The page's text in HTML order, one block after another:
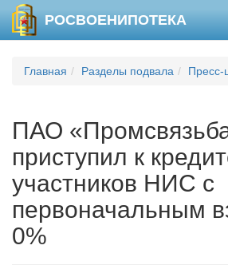
РОСВОЕНИПОТЕКА
Главная Разделы подвала Пресс-
ПАО
приступил к
участников НИС с
первоначальным
0%